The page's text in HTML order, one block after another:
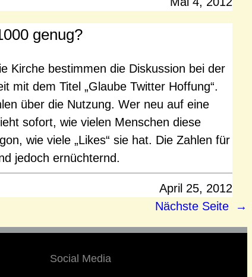
genug?
Kirche bestimmen die Diskussion bei der
mit dem Titel „Glaube Twitter Hoffung“.
über die Nutzung. Wer neu auf eine
sofort, wie vielen Menschen diese
wie viele „Likes“ sie hat. Die Zahlen für
jedoch ernüchternd.
April 25, 2012
Nächste Seite →
Social Media